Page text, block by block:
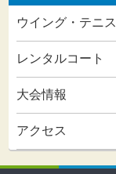
ウイング・テニ
レンタルコート
大会情報
アクセス